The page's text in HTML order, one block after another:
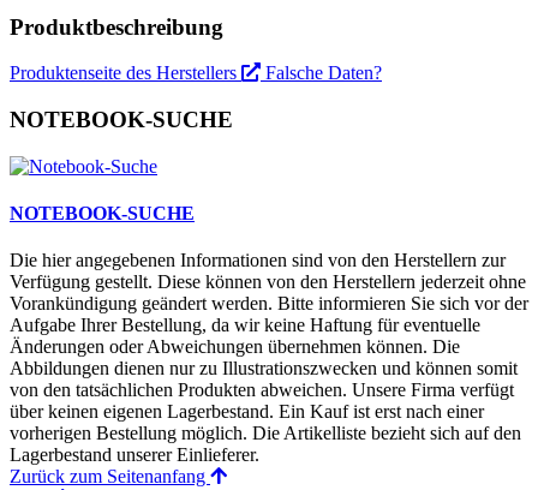
Produktbeschreibung
Produktenseite des Herstellers Falsche Daten?
NOTEBOOK-SUCHE
NOTEBOOK-SUCHE
Die hier angegebenen Informationen sind von den Herstellern zur
Verfügung gestellt. Diese können von den Herstellern jederzeit ohne
Vorankündigung geändert werden. Bitte informieren Sie sich vor der
Aufgabe Ihrer Bestellung, da wir keine Haftung für eventuelle
Änderungen oder Abweichungen übernehmen können. Die
Abbildungen dienen nur zu Illustrationszwecken und können somit
von den tatsächlichen Produkten abweichen. Unsere Firma verfügt
über keinen eigenen Lagerbestand. Ein Kauf ist erst nach einer
vorherigen Bestellung möglich. Die Artikelliste bezieht sich auf den
Lagerbestand unserer Einlieferer.
Zurück zum Seitenanfang